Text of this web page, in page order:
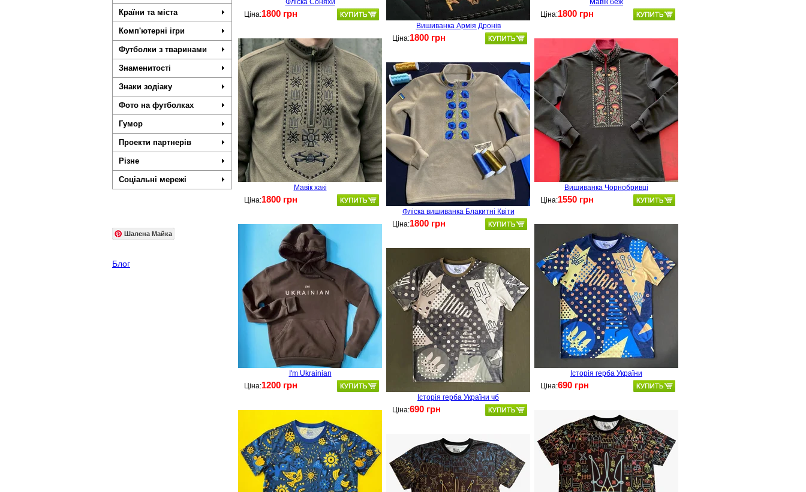
Країни та міста
Комп'ютерні ігри
Футболки з тваринами
Знаменитості
Знаки зодіаку
Фото на футболках
Гумор
Проекти партнерів
Різне
Соціальні мережі
Шалена Майка
Блог
Фліска Соняхи
Ціна:1800 грн
Вишиванка Армія Дронів
Ціна:1800 грн
Мавік беж
Ціна:1800 грн
Мавік хакі
Ціна:1800 грн
Вишиванка Чорнобривці
Ціна:1550 грн
Фліска вишиванка Блакитні Квіти
Ціна:1800 грн
I'm Ukrainian
Ціна:1200 грн
Історія герба України
Ціна:690 грн
Історія герба України чб
Ціна:690 грн